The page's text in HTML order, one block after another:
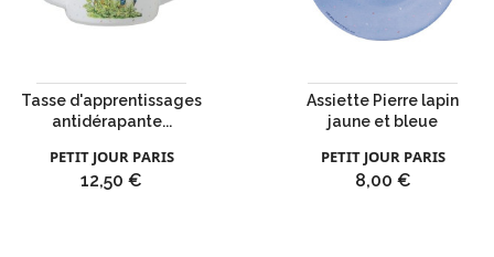
Tasse d'apprentissages
antidérapante...
PETIT JOUR PARIS
Prix
12,50 €
Assiette Pierre lapin
jaune et bleue
PETIT JOUR PARIS
Prix
8,00 €